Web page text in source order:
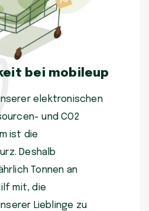
bei mobileup
elektronischen
und CO2
ist die
Deshalb
Tonnen an
mit, die
Lieblinge zu